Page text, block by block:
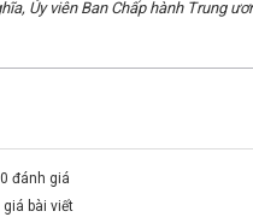
Ủy viên Ban Chấp hành Trung
đánh giá
bài viết